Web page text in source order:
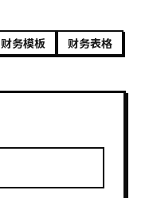
财务模板 财务表格